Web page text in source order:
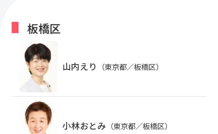
板橋区
山内えり （東京都／板橋区）
小林おとみ （東京都／板橋区）